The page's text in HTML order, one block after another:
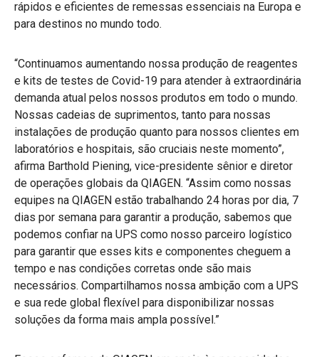
rápidos e eficientes de remessas essenciais na Europa e
para destinos no mundo todo.
“Continuamos aumentando nossa produção de reagentes
e kits de testes de Covid-19 para atender à extraordinária
demanda atual pelos nossos produtos em todo o mundo.
Nossas cadeias de suprimentos, tanto para nossas
instalações de produção quanto para nossos clientes em
laboratórios e hospitais, são cruciais neste momento”,
afirma Barthold Piening, vice-presidente sênior e diretor
de operações globais da QIAGEN. “Assim como nossas
equipes na QIAGEN estão trabalhando 24 horas por dia, 7
dias por semana para garantir a produção, sabemos que
podemos confiar na UPS como nosso parceiro logístico
para garantir que esses kits e componentes cheguem a
tempo e nas condições corretas onde são mais
necessários. Compartilhamos nossa ambição com a UPS
e sua rede global flexível para disponibilizar nossas
soluções da forma mais ampla possível.”